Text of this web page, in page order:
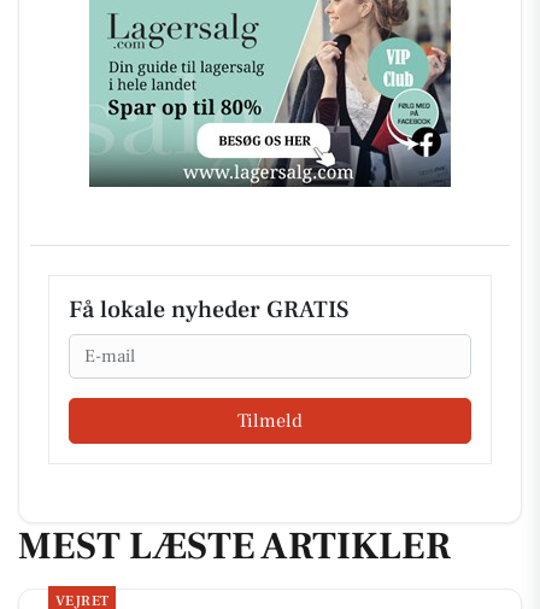
Få lokale nyheder GRATIS
Email
Tilmeld
MEST LÆSTE ARTIKLER
VEJRET